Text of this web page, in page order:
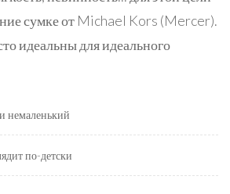
сумке от Michael Kors (Mercer).
идеальны для идеального
немаленький
по-детски